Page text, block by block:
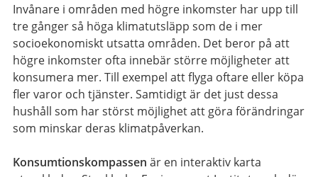
Invånare i områden med högre inkomster har upp till
tre gånger så höga klimatutsläpp som de i mer
socioekonomiskt utsatta områden. Det beror på att
högre inkomster ofta innebär större möjligheter att
konsumera mer. Till exempel att flyga oftare eller köpa
fler varor och tjänster. Samtidigt är det just dessa
hushåll som har störst möjlighet att göra förändringar
som minskar deras klimatpåverkan.
Konsumtionskompassen är en interaktiv karta